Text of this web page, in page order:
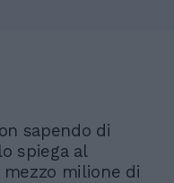
sapendo di
spiega al
milione di